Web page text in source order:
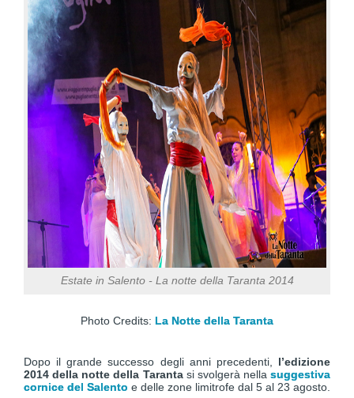
Estate in Salento - La notte della Taranta 2014
Photo Credits: La Notte della Taranta
Dopo il grande successo degli anni precedenti, l’edizione
2014 della notte della Tarantasi svolgerà nella suggestiva
cornice del Salento e delle zone limitrofe dal 5 al 23 agosto.